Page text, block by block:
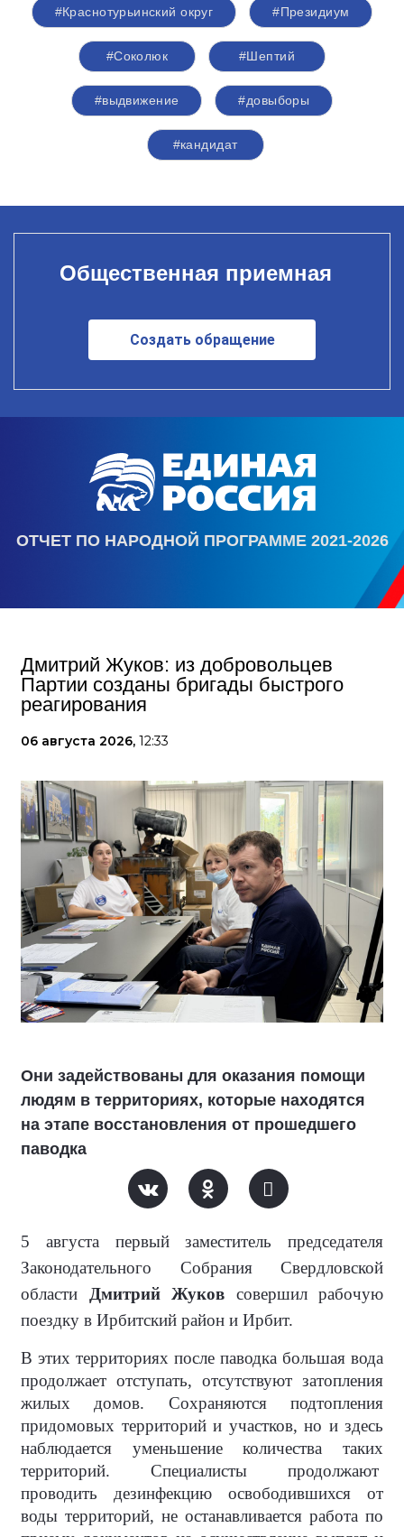
#Краснотурьинский округ #Президиум
#Соколюк #Шептий
#выдвижение #довыборы
#кандидат
Общественная приемная
Создать обращение
ОТЧЕТ ПО НАРОДНОЙ ПРОГРАММЕ 2021-2026
Дмитрий Жуков: из добровольцев
Партии созданы бригады быстрого
реагирования
06 августа 2026, 12:33
Они задействованы для оказания помощи
людям в территориях, которые находятся
на этапе восстановления от прошедшего
паводка
5 августа первый заместитель председателя
Законодательного Собрания Свердловской
области
Дмитрий Жуков совершил рабочую
поездку в Ирбитский район и Ирбит.
В этих территориях после паводка большая вода
продолжает отступать, отсутствуют затопления
жилых домов. Сохраняются подтопления
придомовых территорий и участков, но и здесь
наблюдается уменьшение количества таких
территорий. Специалисты продолжают
проводить дезинфекцию освободившихся от
воды территорий, не останавливается работа по